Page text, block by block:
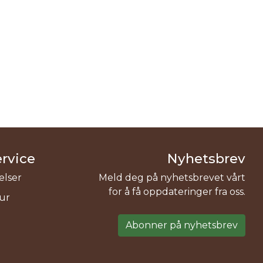
Nyhetsbrev
Meld deg på nyhetsbrevet vårt
for å få oppdateringer fra oss.
Abonner på nyhetsbrev